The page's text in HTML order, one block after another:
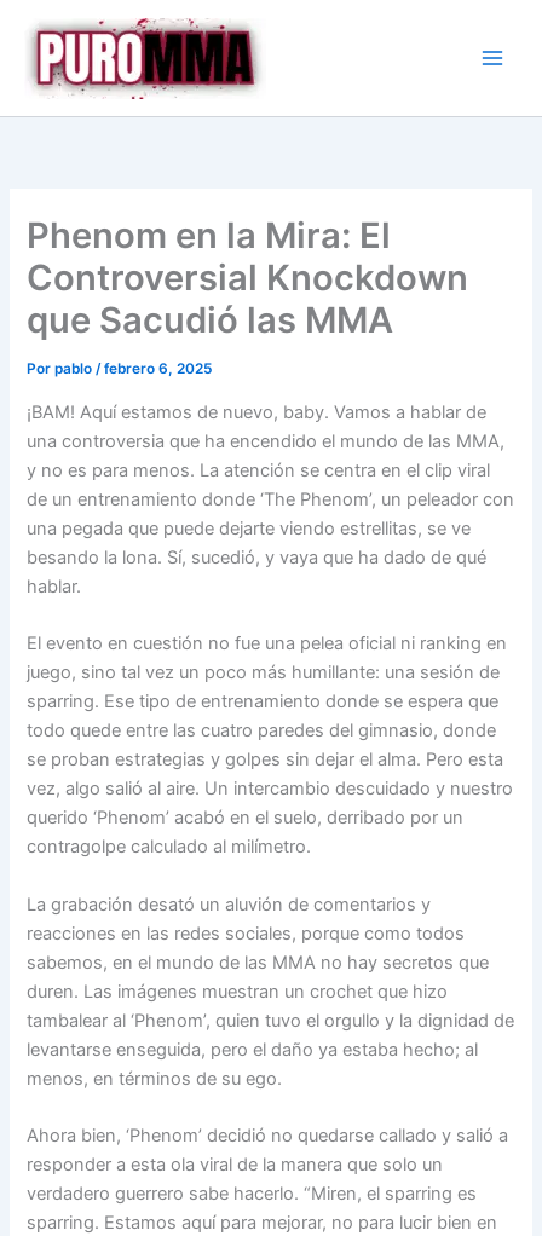
contenido
Phenom en la Mira: El
Controversial Knockdown
que Sacudió las MMA
Porpablo/febrero 6, 2025
¡BAM! Aquí estamos de nuevo, baby. Vamos a hablar de
una controversia que ha encendido el mundo de las MMA,
y no es para menos. La atención se centra en el clip viral
de un entrenamiento donde ‘The Phenom’, un peleador con
una pegada que puede dejarte viendo estrellitas, se ve
besando la lona. Sí, sucedió, y vaya que ha dado de qué
hablar.
El evento en cuestión no fue una pelea oficial ni ranking en
juego, sino tal vez un poco más humillante: una sesión de
sparring. Ese tipo de entrenamiento donde se espera que
todo quede entre las cuatro paredes del gimnasio, donde
se proban estrategias y golpes sin dejar el alma. Pero esta
vez, algo salió al aire. Un intercambio descuidado y nuestro
querido ‘Phenom’ acabó en el suelo, derribado por un
contragolpe calculado al milímetro.
La grabación desató un aluvión de comentarios y
reacciones en las redes sociales, porque como todos
sabemos, en el mundo de las MMA no hay secretos que
duren. Las imágenes muestran un crochet que hizo
tambalear al ‘Phenom’, quien tuvo el orgullo y la dignidad de
levantarse enseguida, pero el daño ya estaba hecho; al
menos, en términos de su ego.
Ahora bien, ‘Phenom’ decidió no quedarse callado y salió a
responder a esta ola viral de la manera que solo un
verdadero guerrero sabe hacerlo. “Miren, el sparring es
sparring. Estamos aquí para mejorar, no para lucir bien en